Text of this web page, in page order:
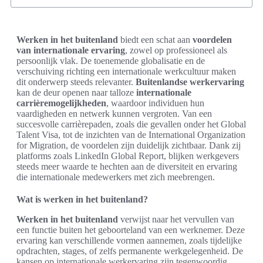
Werken in het buitenland biedt een schat aan voordelen
van internationale ervaring, zowel op professioneel als
persoonlijk vlak. De toenemende globalisatie en de
verschuiving richting een internationale werkcultuur maken
dit onderwerp steeds relevanter. Buitenlandse werkervaring
kan de deur openen naar talloze internationale
carrièremogelijkheden, waardoor individuen hun
vaardigheden en netwerk kunnen vergroten. Van een
succesvolle carrièrepaden, zoals die gevallen onder het Global
Talent Visa, tot de inzichten van de International Organization
for Migration, de voordelen zijn duidelijk zichtbaar. Dank zij
platforms zoals LinkedIn Global Report, blijken werkgevers
steeds meer waarde te hechten aan de diversiteit en ervaring
die internationale medewerkers met zich meebrengen.
Wat is werken in het buitenland?
Werken in het buitenland verwijst naar het vervullen van
een functie buiten het geboorteland van een werknemer. Deze
ervaring kan verschillende vormen aannemen, zoals tijdelijke
opdrachten, stages, of zelfs permanente werkgelegenheid. De